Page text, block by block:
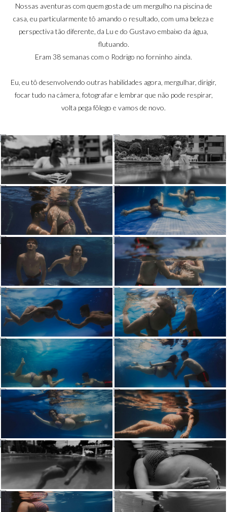
Nossas aventuras com quem gosta de um mergulho na piscina de
casa, eu particularmente tô amando o resultado, com uma beleza e
perspectiva tão diferente, da Lu e do Gustavo embaixo da água,
flutuando.
Eram 38 semanas com o Rodrigo no forninho ainda.
Eu, eu tô desenvolvendo outras habilidades agora, mergulhar, dirigir,
focar tudo na câmera, fotografar e lembrar que não pode respirar,
volta pega fôlego e vamos de novo.